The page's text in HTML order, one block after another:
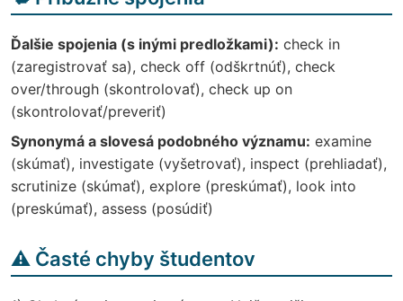
Ďalšie spojenia (s inými predložkami): check in
(zaregistrovať sa), check off (odškrtnúť), check
over/through (skontrolovať), check up on
(skontrolovať/preveriť)
Synonymá a slovesá podobného významu: examine
(skúmať), investigate (vyšetrovať), inspect (prehliadať),
scrutinize (skúmať), explore (preskúmať), look into
(preskúmať), assess (posúdiť)
⚠️ Časté chyby študentov